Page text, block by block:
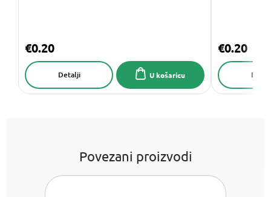
€0.20
U košaricu
Detalji
€0.20
Povezani proizvodi